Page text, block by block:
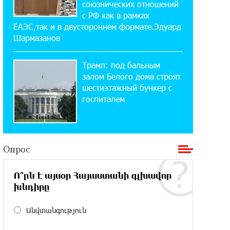
«Давидбекских играх»:
Idram&IDBank
Кругом война. А вас вводят в
заблуждение. Аршак Карапетян
16:32:52 20-07-2026
Центр продаж и обслуживания Ucom
в Егварде возобновил работу по
новому адресу — ул. Ереванян, 3/47
До 25% idcoin-ов при покупке
авиабилетов Flyone: Idram&IDBank
Ucom и Microsoft Innovation Center
союзнических отношений
с РФ как в рамках
ЕАЭС,так и в двустороннем формате.Эдуард
Шармазанов
Трамп: под бальным
залом Белого дома строят
шестиэтажный бункер с
госпиталем
Опрос
Ո՞րն է այսօր Հայաստանի գլխավոր
խնդիրը
Անվտանգություն